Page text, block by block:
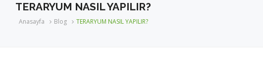
TERARYUM NASIL YAPILIR?
Anasayfa Blog TERARYUM NASIL YAPILIR?